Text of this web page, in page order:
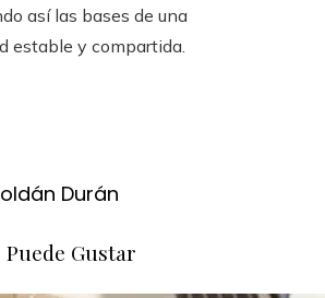
así las bases de una
estable y compartida.
Durán
Gustar